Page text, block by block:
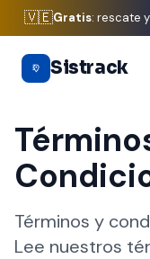
🇻🇪Gratis: rescate
Sistrack
Términos y
Lee nuestros